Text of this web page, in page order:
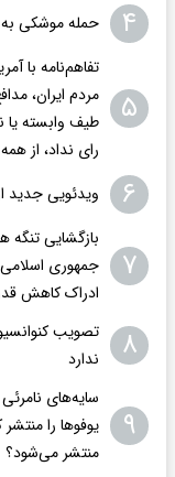
۴ حمله موشکی به
۵
تفاهم‌نامه با
مردم ایران،
طیف وابسته یا
رای نداد، از
۶ ویدئویی جدید
۷
بازگشایی تنگه
جمهوری اسلامی
ادراک کاهش
۸
تصویب
ندارد
۹
سایه‌های
یوفوها را
منتشر می‌شود؟